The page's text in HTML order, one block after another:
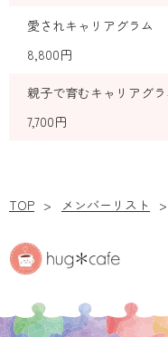
愛されキャリアグラム
8,800円
親子で育むキャリアグラ
7,700円
TOP メンバーリスト